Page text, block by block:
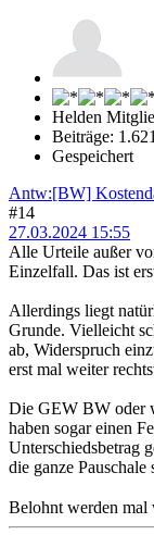
Helden
Beiträge: 1.621
Gespeichert
Antw:[BW]
#14
27.03.2024 15:55
Alle Urteile außer
Einzelfall. Das ist
Allerdings liegt
Grunde. Vielleicht
ab, Widerspruch
erst mal weiter
Die GEW BW oder
haben sogar einen
Unterschiedsbetrag
die ganze
Belohnt werden mal